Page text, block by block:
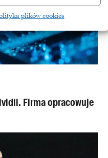
plików cookies
Firma opracowuje